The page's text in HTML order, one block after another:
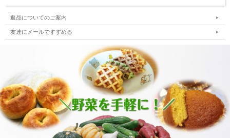
返品についてのご案内
友達にメールですすめる